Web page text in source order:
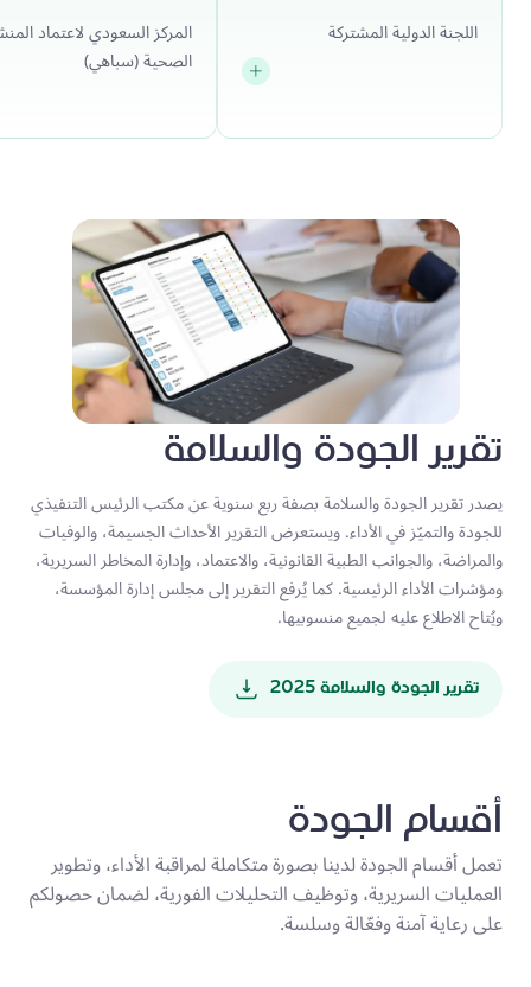
اللجنة الدولية المشتركة
المركز السعودي لاعتماد
الصحية (سباهي)
تقرير الجودة والسلامة
يصدر تقرير الجودة والسلامة بصفة ربع سنوية عن مكتب الرئيس التنفيذي
للجودة والتميّز في الأداء. ويستعرض التقرير الأحداث الجسيمة، والوفيات
والمراضة، والجوانب الطبية القانونية، والاعتماد، وإدارة المخاطر السريرية،
ومؤشرات الأداء الرئيسية. كما يُرفع التقرير إلى مجلس إدارة المؤسسة،
ويُتاح الاطلاع عليه لجميع منسوبيها.
تقرير الجودة والسلامة 2025
أقسام الجودة
تعمل أقسام الجودة لدينا بصورة متكاملة لمراقبة الأداء، وتطوير
العمليات السريرية، وتوظيف التحليلات الفورية، لضمان حصولكم
على رعاية آمنة وفعّالة وسلسة.